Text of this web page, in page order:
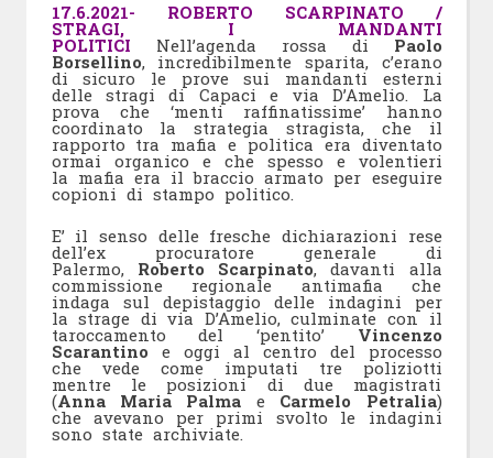
17.6.2021- ROBERTO SCARPINATO /
STRAGI, I MANDANTI
POLITICI Nell’agenda rossa di Paolo
Borsellino, incredibilmente sparita, c’erano
di sicuro le prove sui mandanti esterni
delle stragi di Capaci e via D’Amelio. La
prova che ‘menti raffinatissime’ hanno
coordinato la strategia stragista, che il
rapporto tra mafia e politica era diventato
ormai organico e che spesso e volentieri
la mafia era il braccio armato per eseguire
copioni di stampo politico.
E’ il senso delle fresche dichiarazioni rese
dell’ex procuratore generale di
Palermo, Roberto Scarpinato, davanti alla
commissione regionale antimafia che
indaga sul depistaggio delle indagini per
la strage di via D’Amelio, culminate con il
taroccamento del ‘pentito’ Vincenzo
Scarantino e oggi al centro del processo
che vede come imputati tre poliziotti
mentre le posizioni di due magistrati
(Anna Maria Palma e Carmelo Petralia)
che avevano per primi svolto le indagini
sono state archiviate.